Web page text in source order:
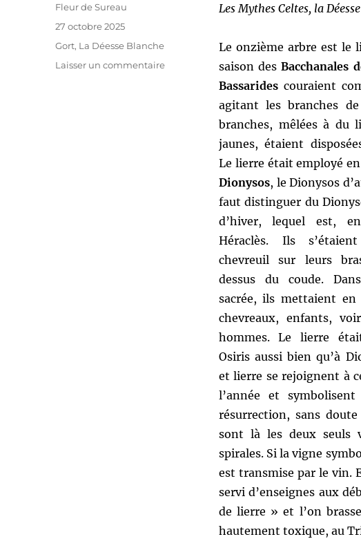
Les Mythes Celtes, la
Le onzième arbre est le
saison desBacchanales
Bassaridescouraient
agitant les branches
branches, mêlées à du
jaunes, étaient
Le lierre était employé
Dionysos, le Dionysos
faut distinguer du
d’hiver, lequel est,
Héraclès. Ils
chevreuil sur leurs
dessus du coude.
sacrée, ils mettaient en
chevreaux, enfants,
hommes. Le lierre
Osiris aussi bien qu’à
et lierre se rejoignent à
l’année et
résurrection, sans doute
sont là les deux seuls
spirales. Si la vigne
est transmise par le vin.
servi d’enseignes aux
de lierre » et l’on
hautement toxique, au
Auteur
Fleur de Sureau
Publié
le
27 octobre 2025
Catégories
Gort, La Déesse Blanche
Laisser un commentairesur